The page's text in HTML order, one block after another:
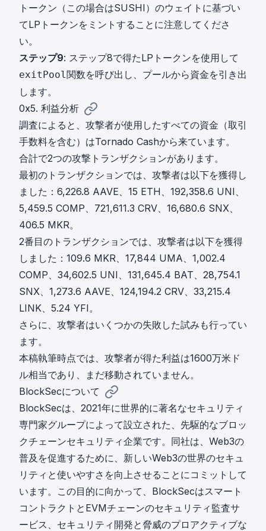
トークン（この場合はSUSHI）のウェイトに基づい
てLPトークンをミントすることに注意してくださ
い。
ステップ9: ステップ8で得たLPトークンを使用して
exitPool 関数を呼び出し、プールから資金を引き出
します。
0x5. 利益分析
調査によると、攻撃者が使用したすべての資金（取引
手数料を含む）はTornado Cashから来ています。
合計で2つの攻撃トランザクションがあります。
最初のトランザクションでは、攻撃者は以下を獲得し
ました：6,226.8 AAVE、15 ETH、192,358.6 UNI、
5,459.5 COMP、721,611.3 CRV、16,680.6 SNX、
406.5 MKR。
2番目のトランザクションでは、攻撃者は以下を獲得
しました：109.6 MKR、17,844 UMA、1,002.4
COMP、34,602.5 UNI、131,645.4 BAT、28,754.1
SNX、1,273.6 AAVE、124,194.2 CRV、33,215.4
LINK、5.24 YFI。
さらに、攻撃者はいくつかの失敗した試みも行ってい
ます。
本稿執筆時点では、攻撃者が得た利益は1600万米ド
ル相当であり、まだ移動されていません。
BlockSecについて
BlockSecは、2021年に世界的に著名なセキュリティ
専門家グループによって設立された、先駆的なブロッ
クチェーンセキュリティ企業です。同社は、Web3の
普及を促進するために、新しいWeb3の世界のセキュ
リティと使いやすさを向上させることにコミットして
います。この目的に向かって、BlockSecはスマート
コントラクトとEVMチェーンのセキュリティ監査サ
ービス、セキュリティ開発と脅威のプロアクティブな